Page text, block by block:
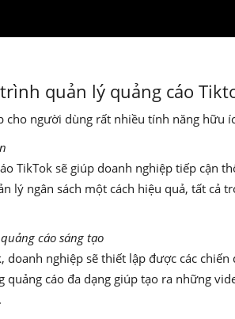
quản lý quảng cáo
cho người dùng rất nhiều tính năng hữu
TikTok sẽ giúp doanh nghiệp tiếp cận
lý ngân sách một cách hiệu quả, tất
cáo sáng tạo
doanh nghiệp sẽ thiết lập được các
cáo đa dạng giúp tạo ra những